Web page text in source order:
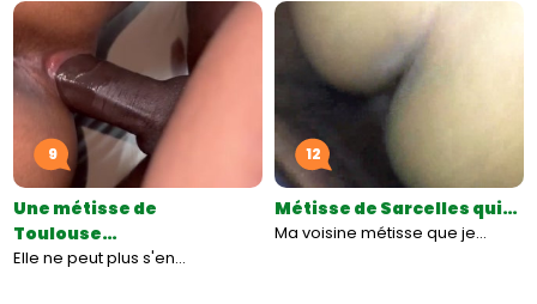
9
Une métisse de
Toulouse…
Elle ne peut plus s'en…
12
Métisse de Sarcelles qui…
Ma voisine métisse que je…